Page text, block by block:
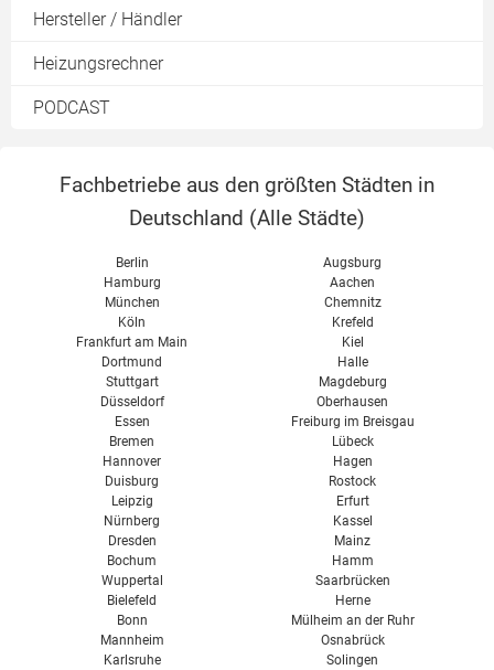
Überblick Lüftungsanlagen
Lüftungskonzept
Abluftanlage
Wohnraumlüftung im Altbau
Wohnraumlüftung im Neubau
Passivhaus Lüftung
Wohnraumlüftung Kosten
Wohnraumlüftung Test
Vent 4000 CC Bosch
Hersteller / Händler
Heizungsrechner
PODCAST
Fachbetriebe aus den größten Städten in
Deutschland (Alle Städte)
Berlin
Hamburg
München
Köln
Frankfurt am Main
Dortmund
Stuttgart
Düsseldorf
Essen
Bremen
Hannover
Duisburg
Leipzig
Nürnberg
Dresden
Bochum
Wuppertal
Bielefeld
Bonn
Mannheim
Karlsruhe
Augsburg
Aachen
Chemnitz
Krefeld
Kiel
Halle
Magdeburg
Oberhausen
Freiburg im Breisgau
Lübeck
Hagen
Rostock
Erfurt
Kassel
Mainz
Hamm
Saarbrücken
Herne
Mülheim an der Ruhr
Osnabrück
Solingen